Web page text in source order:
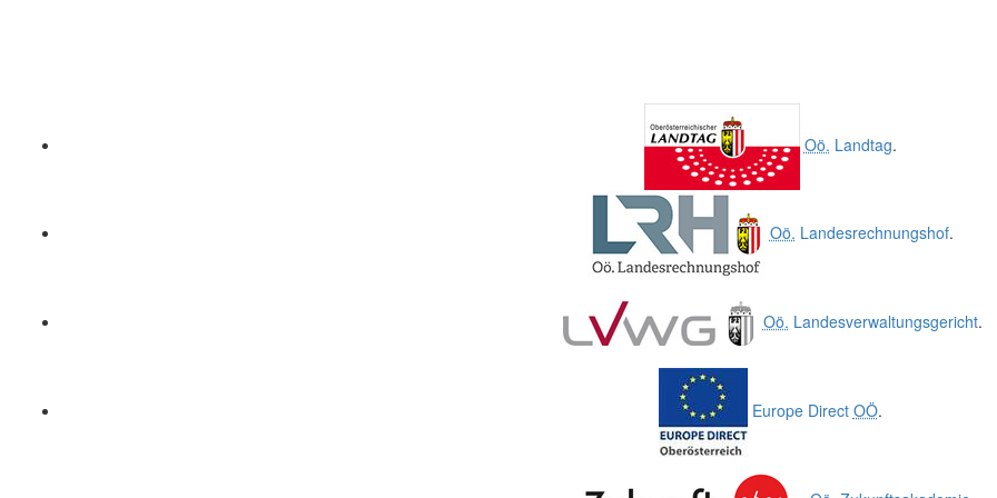
Oö. Landtag.
Oö. Landesrechnungshof.
Oö. Landesverwaltungsgericht.
Europe Direct OÖ.